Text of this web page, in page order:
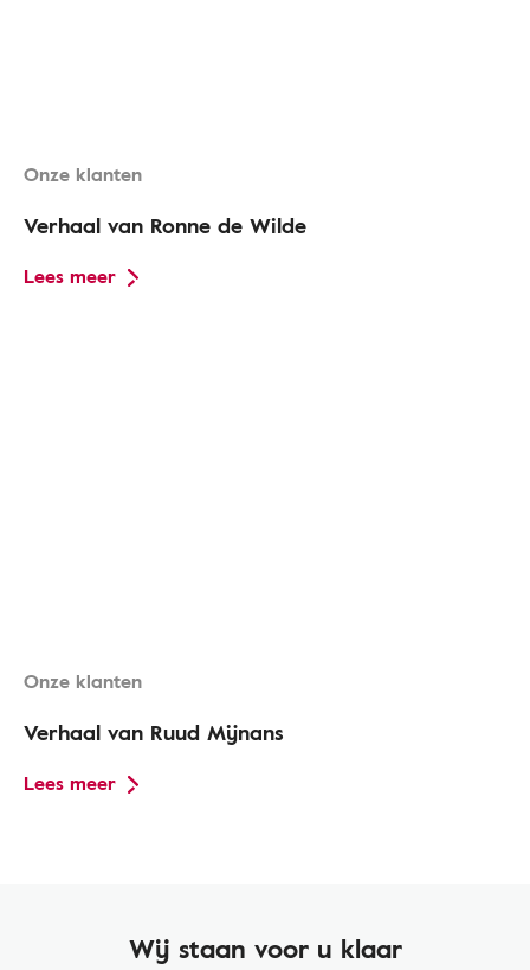
Onze klanten
Verhaal van Ronne de Wilde
Lees meer
Onze klanten
Verhaal van Ruud Mijnans
Lees meer
Wij staan voor u klaar